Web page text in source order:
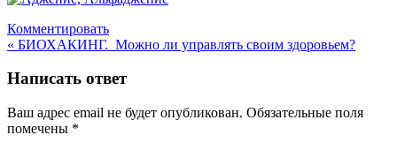
Комментировать
Навигация
по
« БИОХАКИНГ. Можно ли управлять своим здоровьем?
Написать ответ
Ваш адрес email не будет опубликован. Обязательные поля
помечены *